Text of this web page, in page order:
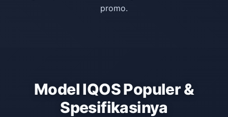
promo.
Model IQOS Populer &
Spesifikasinya